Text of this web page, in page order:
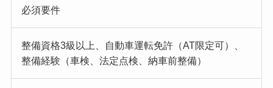
必須要件
整備資格3級以上、自動車運転免許（AT限定可）、
整備経験（車検、法定点検、納車前整備）